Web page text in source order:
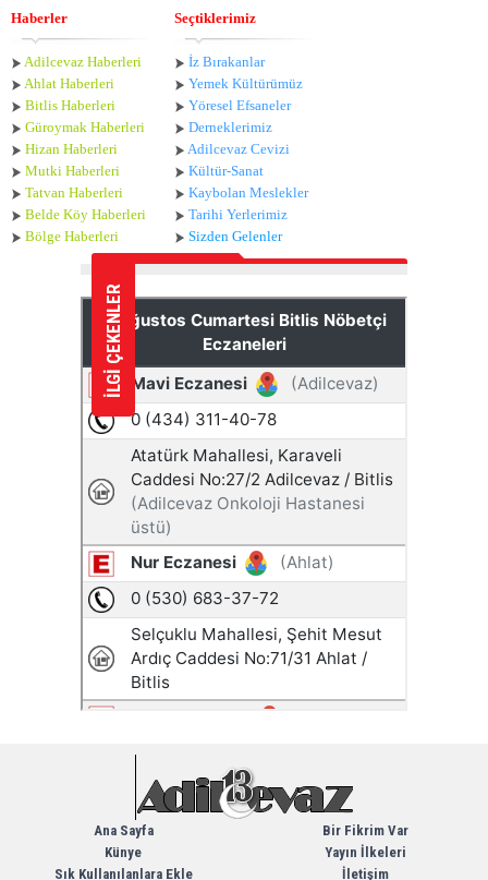
Haberler
Adilcevaz Haberleri
Ahlat Haberleri
Bitlis Haberleri
Güroymak Haberleri
Hizan Haberleri
Mutki Haberleri
Tatvan Haberleri
Belde Köy Haberleri
Bölge Haberleri
Seçtiklerimiz
İz Bırakanlar
Yemek Kültürümüz
Yöresel Efsaneler
Derneklerimiz
Adilcevaz Cevizi
Kültür-Sanat
Kaybolan Meslekler
Tarihi Yerlerimiz
Sizden Gelenler
İLGİ ÇEKENLER
Ana Sayfa
Künye
Sık Kullanılanlara Ekle
Bir Fikrim Var
Yayın İlkeleri
İletişim